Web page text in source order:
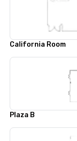
California Room
Plaza B